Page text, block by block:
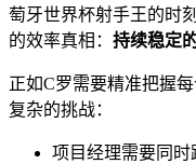
萄牙世界杯射手王的时
的效率真相： 持续稳定
正如C罗需要精准把握
复杂的挑战：
项目经理需要同时